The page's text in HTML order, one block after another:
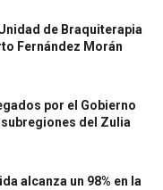
de Braquiterapia
Fernández Morán
por el Gobierno
del Zulia
alcanza un 98% en la